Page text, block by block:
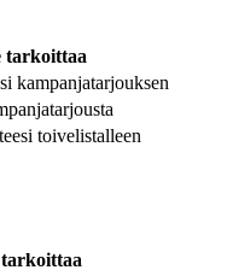
tarkoittaa
kampanjatarjouksen
toivelistalleen